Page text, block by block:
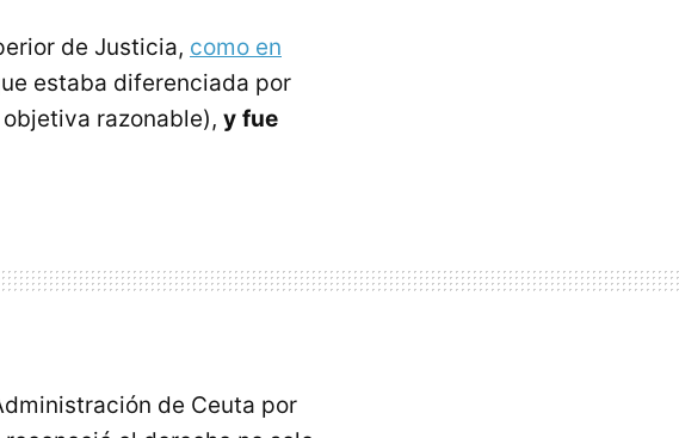
de Justicia, como en
estaba diferenciada por
razonable), y fue
de Ceuta por